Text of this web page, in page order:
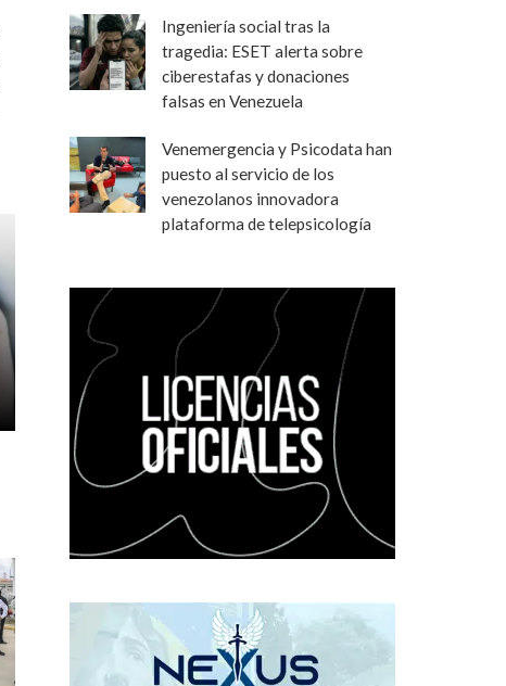
Ingeniería social tras la
tragedia: ESET alerta sobre
ciberestafas y donaciones
falsas en Venezuela
Venemergencia y Psicodata han
puesto al servicio de los
venezolanos innovadora
plataforma de telepsicología